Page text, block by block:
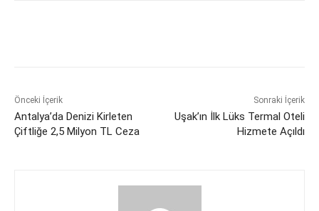
Önceki İçerik
Antalya’da Denizi Kirleten
Çiftliğe 2,5 Milyon TL Ceza
Sonraki İçerik
Uşak’ın İlk Lüks Termal Oteli
Hizmete Açıldı